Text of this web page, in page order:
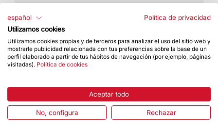
visitar desde este mes de julio en su nuevo
emplazamiento.
español
Política de privacidad
Utilizamos cookies
Utilizamos cookies propias y de terceros para analizar el uso del sitio web y
mostrarle publicidad relacionada con tus preferencias sobre la base de un
perfil elaborado a partir de tus hábitos de navegación (por ejemplo, páginas
visitadas). Política de cookies
Aceptar todo
No, configura Rechazar